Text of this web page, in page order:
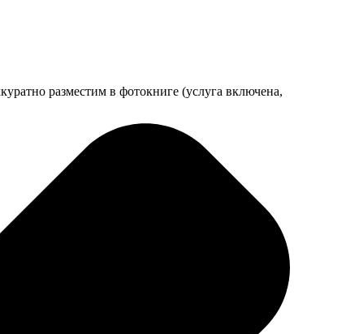
разместим в фотокниге (услуга включена,